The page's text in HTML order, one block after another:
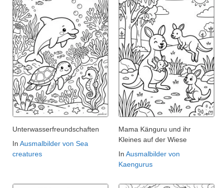
Unterwasserfreundschaften
In Ausmalbilder von Sea
creatures
Mama Känguru und ihr
Kleines auf der Wiese
In Ausmalbilder von
Kaengurus